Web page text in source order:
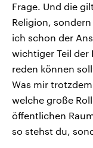
Frage. Und die
Religion,
ich schon der
wichtiger Teil
reden können
Was mir
welche große
öffentlichen
so stehst du,